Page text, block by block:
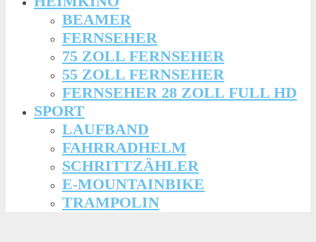
BEAMER
FERNSEHER
75 ZOLL FERNSEHER
55 ZOLL FERNSEHER
FERNSEHER 28 ZOLL FULL HD
SPORT
LAUFBAND
FAHRRADHELM
SCHRITTZÄHLER
E-MOUNTAINBIKE
TRAMPOLIN